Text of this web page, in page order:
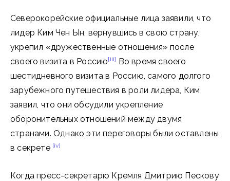
Северокорейские официальные лица заявили, что
лидер Ким Чен Ын, вернувшись в свою страну,
укрепил «дружественные отношения» после
своего визита в Россию[iii] Во время своего
шестидневного визита в Россию, самого долгого
зарубежного путешествия в роли лидера, Ким
заявил, что они обсудили укрепление
оборонительных отношений между двумя
странами. Однако эти переговоры были оставлены
в секрете [iv]
Когда пресс-секретарю Кремля Дмитрию Пескову